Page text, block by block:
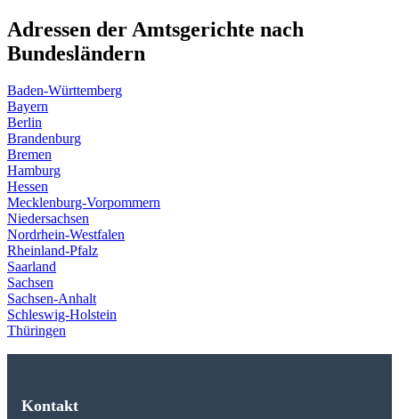
Adressen der Amtsgerichte nach
Bundesländern
Baden-Württemberg
Bayern
Berlin
Brandenburg
Bremen
Hamburg
Hessen
Mecklenburg-Vorpommern
Niedersachsen
Nordrhein-Westfalen
Rheinland-Pfalz
Saarland
Sachsen
Sachsen-Anhalt
Schleswig-Holstein
Thüringen
Kontakt